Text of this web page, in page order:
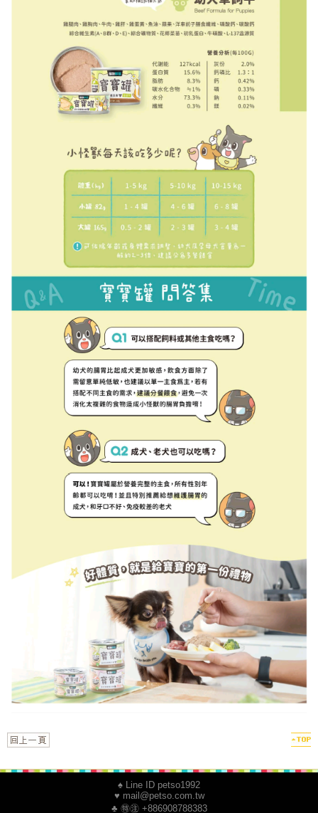
♠ Line ID petso1992
♥ mail@petso.com.tw
♣ ㊕㊟ +886908788383